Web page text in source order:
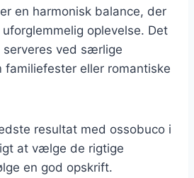
en harmonisk balance, der
oplevelse. Det
ved særlige
familiefester eller romantiske
resultat med ossobuco i
at vælge de rigtige
en god opskrift.